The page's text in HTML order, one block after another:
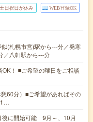
土日祝日が休み WEB登録OK
(札幌市営)駅から---分／発寒
／八軒駅から---分
！ ■ご希望の曜日をご相談
60分）■ご希望があればその
1…
に開始可能 9月～、10月